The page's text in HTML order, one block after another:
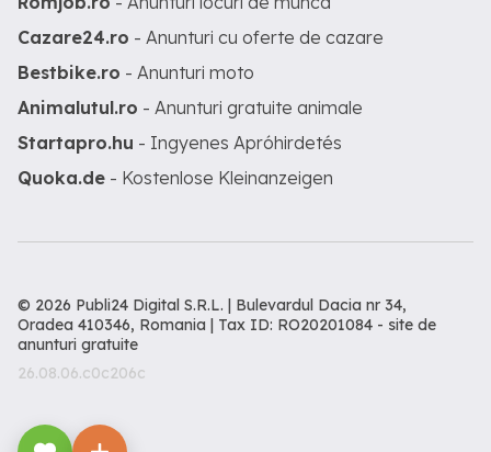
Cazare24.ro - Anunturi cu oferte de cazare
Bestbike.ro - Anunturi moto
Animalutul.ro - Anunturi gratuite animale
Startapro.hu - Ingyenes Apróhirdetés
Quoka.de - Kostenlose Kleinanzeigen
© 2026 Publi24 Digital S.R.L. | Bulevardul Dacia nr 34,
Oradea 410346, Romania | Tax ID: RO20201084 - site de
anunturi gratuite
26.08.06.c0c206c